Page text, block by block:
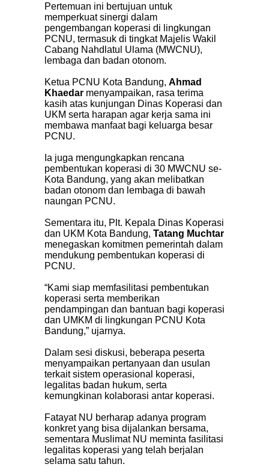
Pertemuan ini bertujuan untuk
memperkuat sinergi dalam
pengembangan koperasi di lingkungan
PCNU, termasuk di tingkat Majelis Wakil
Cabang Nahdlatul Ulama (MWCNU),
lembaga dan badan otonom.
Ketua PCNU Kota Bandung, Ahmad
Khaedar menyampaikan, rasa terima
kasih atas kunjungan Dinas Koperasi dan
UKM serta harapan agar kerja sama ini
membawa manfaat bagi keluarga besar
PCNU.
Ia juga mengungkapkan rencana
pembentukan koperasi di 30 MWCNU se-
Kota Bandung, yang akan melibatkan
badan otonom dan lembaga di bawah
naungan PCNU.
Sementara itu, Plt. Kepala Dinas Koperasi
dan UKM Kota Bandung, Tatang Muchtar
menegaskan komitmen pemerintah dalam
mendukung pembentukan koperasi di
PCNU.
“Kami siap memfasilitasi pembentukan
koperasi serta memberikan
pendampingan dan bantuan bagi koperasi
dan UMKM di lingkungan PCNU Kota
Bandung,” ujarnya.
Dalam sesi diskusi, beberapa peserta
menyampaikan pertanyaan dan usulan
terkait sistem operasional koperasi,
legalitas badan hukum, serta
kemungkinan kolaborasi antar koperasi.
Fatayat NU berharap adanya program
konkret yang bisa dijalankan bersama,
sementara Muslimat NU meminta fasilitasi
legalitas koperasi yang telah berjalan
selama satu tahun.